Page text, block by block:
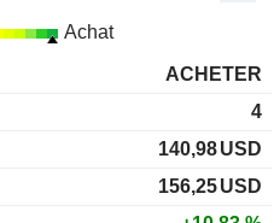
Achat
ACHETER
4
140,98USD
156,25USD